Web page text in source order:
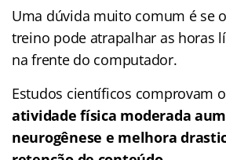
Uma dúvida muito comum é se
treino pode atrapalhar as horas
na frente do computador.
Estudos científicos comprovam
atividade física moderada
neurogênese e melhora